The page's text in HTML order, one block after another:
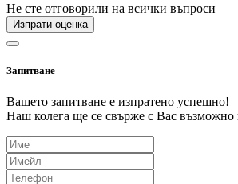
Не сте отговорили на всички въпроси
Изпрати оценка
Запитване
Вашето запитване е изпратено успешно!
Наш колега ще се свърже с Вас възможно